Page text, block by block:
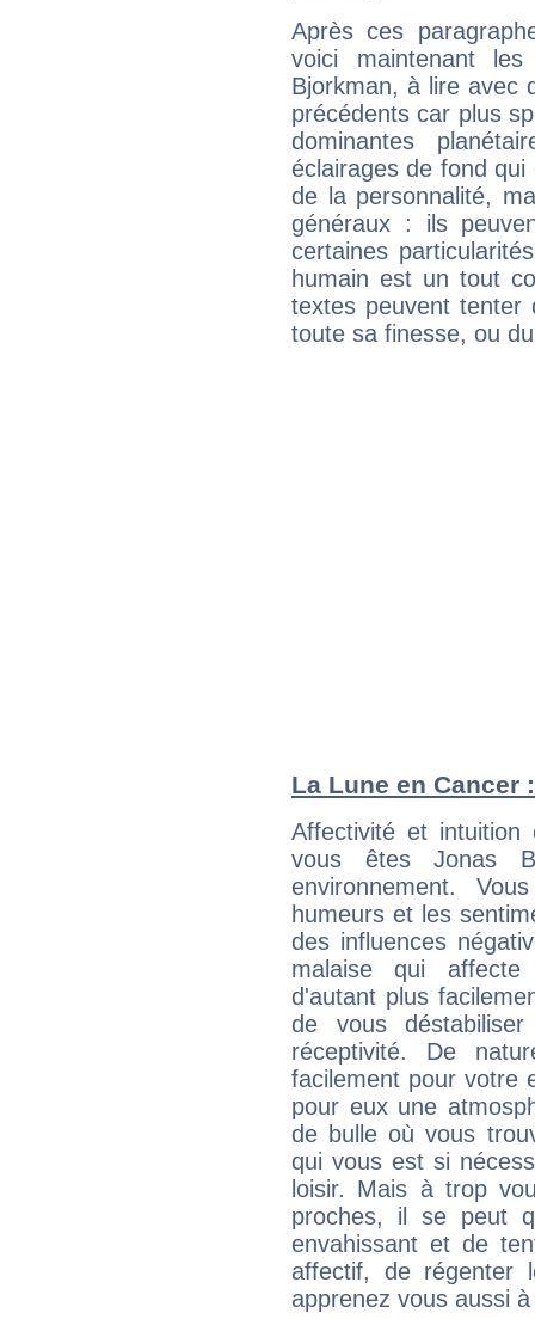
Après ces
voici maintenant
Bjorkman, à lire avec
précédents car plus
dominantes
éclairages de fond
de la personnalité,
généraux : ils
certaines
humain est un tout
textes peuvent tenter
toute sa finesse, ou
La Lune en Cancer
Affectivité et intuition
vous êtes Jonas
environnement.
humeurs et les
des influences
malaise qui
d'autant plus
de vous
réceptivité. De
facilement pour votre
pour eux une
de bulle où vous
qui vous est si
loisir. Mais à trop
proches, il se peut
envahissant et de
affectif, de régenter
apprenez vous aussi